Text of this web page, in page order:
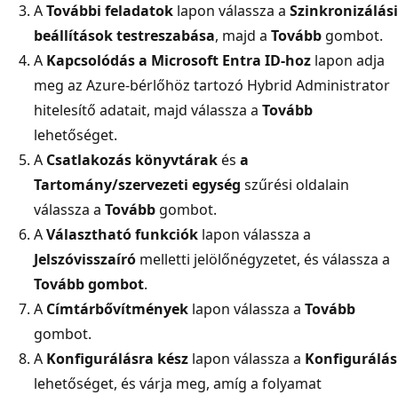
ATovábbi feladatok lapon válassza a Szinkronizálási
beállítások testreszabása, majd a Tovább gombot.
A Kapcsolódás a Microsoft Entra ID-hoz lapon adja
meg az Azure-bérlőhöz tartozó Hybrid Administrator
hitelesítő adatait, majd válassza a Tovább
lehetőséget.
A Csatlakozás könyvtárakés a
Tartomány/szervezeti egység szűrési oldalain
válassza a Tovább gombot.
AVálasztható funkciók lapon válassza a
Jelszóvisszaíró melletti jelölőnégyzetet, és válassza a
Tovább gombot.
A Címtárbővítmények lapon válassza a Tovább
gombot.
A Konfigurálásra kész lapon válassza a Konfigurálás
lehetőséget, és várja meg, amíg a folyamat